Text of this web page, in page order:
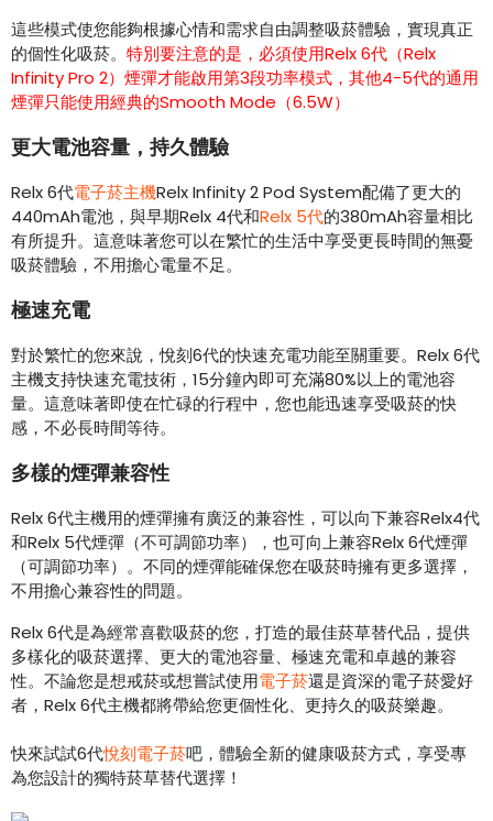
這些模式使您能夠根據心情和需求自由調整吸菸體驗，實現真正
的個性化吸菸。 特別要注意的是，必須使用Relx 6代（Relx
Infinity Pro 2）煙彈才能啟用第3段功率模式，其他4-5代的通用
煙彈只能使用經典的Smooth Mode（6.5W）
更大電池容量，持久體驗
Relx 6代電子菸主機Relx Infinity 2 Pod System配備了更大的
440mAh電池，與早期Relx 4代和Relx 5代的380mAh容量相比
有所提升。這意味著您可以在繁忙的生活中享受更長時間的無憂
吸菸體驗，不用擔心電量不足。
極速充電
對於繁忙的您來說，悅刻6代的快速充電功能至關重要。Relx 6代
主機支持快速充電技術，15分鐘內即可充滿80%以上的電池容
量。這意味著即使在忙碌的行程中，您也能迅速享受吸菸的快
感，不必長時間等待。
多樣的煙彈兼容性
Relx 6代主機用的煙彈擁有廣泛的兼容性，可以向下兼容Relx4代
和Relx 5代煙彈（不可調節功率），也可向上兼容Relx 6代煙彈
（可調節功率）。不同的煙彈能確保您在吸菸時擁有更多選擇，
不用擔心兼容性的問題。
Relx 6代是為經常喜歡吸菸的您，打造的最佳菸草替代品，提供
多樣化的吸菸選擇、更大的電池容量、極速充電和卓越的兼容
性。不論您是想戒菸或想嘗試使用電子菸還是資深的電子菸愛好
者，Relx 6代主機都將帶給您更個性化、更持久的吸菸樂趣。
快來試試6代悅刻電子菸吧，體驗全新的健康吸菸方式，享受專
為您設計的獨特菸草替代選擇！